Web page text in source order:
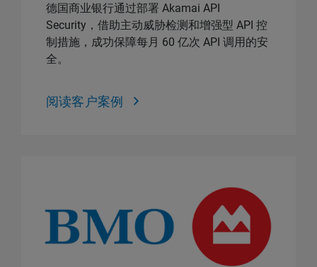
德国商业银行通过部署 Akamai API
Security，借助主动威胁检测和增强型 API 控
制措施，成功保障每月 60 亿次 API 调用的安
全。
阅读客户案例